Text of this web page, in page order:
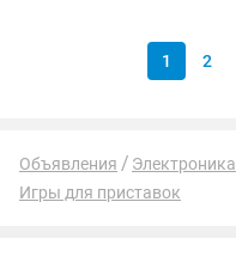
1 2
Объявления Электроника
Игры для приставок